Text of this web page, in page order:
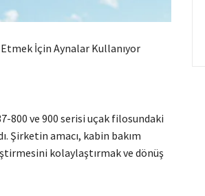
İçin Aynalar Kullanıyor
800 ve 900 serisi uçak filosundaki
Şirketin amacı, kabin bakım
kolaylaştırmak ve dönüş